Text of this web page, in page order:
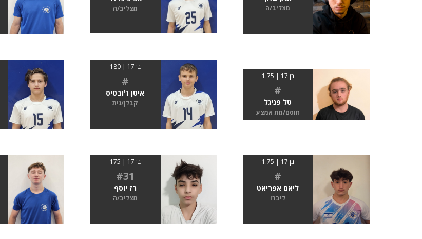
מצליב/ה מצליב/ה
בן 17 | 1.75
#
טל פניגל
חוסם/מת אמצע
בן 17 | 180
#
איטן ז'ובטיס
קבלן/נית
בן 17 | 1.75
#
ליאם אפריאט
ליברו
בן 17 | 175
#31
רז יוסף
מצליב/ה